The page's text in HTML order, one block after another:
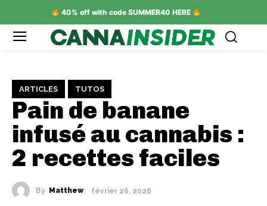
40% off with code SUMMER40 HERE
ARTICLES TUTOS
Pain de banane
infusé au cannabis :
2 recettes faciles
By Matthew février 26, 2026